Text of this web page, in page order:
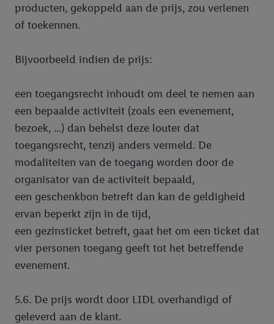
producten, gekoppeld aan de prijs, zou verlenen
of toekennen.
Bijvoorbeeld indien de prijs:
een toegangsrecht inhoudt om deel te nemen aan
een bepaalde activiteit (zoals een evenement,
bezoek, ...) dan behelst deze louter dat
toegangsrecht, tenzij anders vermeld. De
modaliteiten van de toegang worden door de
organisator van de activiteit bepaald,
een geschenkbon betreft dan kan de geldigheid
ervan beperkt zijn in de tijd,
een gezinsticket betreft, gaat het om een ticket dat
vier personen toegang geeft tot het betreffende
evenement.
5.6. De prijs wordt door LIDL overhandigd of
geleverd aan de klant.